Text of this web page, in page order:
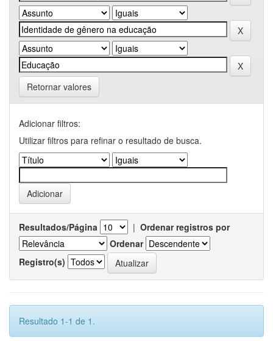
Retornar valores
Adicionar filtros:
Utilizar filtros para refinar o resultado de busca.
Resultados/Página | Ordenar registros por
Ordenar
Registro(s)
Resultado 1-1 de 1.